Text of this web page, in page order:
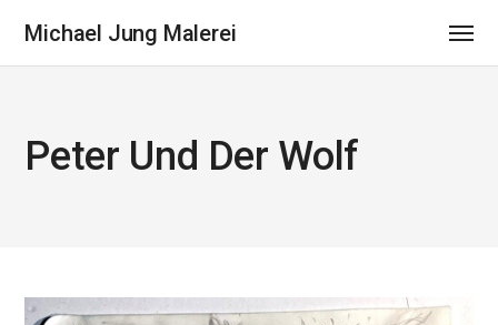
Michael Jung Malerei
Peter Und Der Wolf